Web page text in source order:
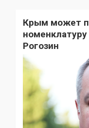
Крым может
Рогозин